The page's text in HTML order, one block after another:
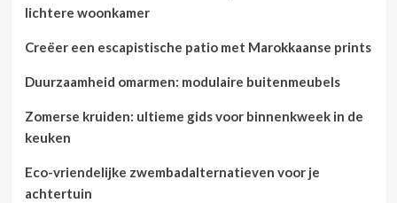
lichtere woonkamer
Creëer een escapistische patio met Marokkaanse prints
Duurzaamheid omarmen: modulaire buitenmeubels
Zomerse kruiden: ultieme gids voor binnenkweek in de
keuken
Eco-vriendelijke zwembadalternatieven voor je
achtertuin